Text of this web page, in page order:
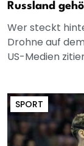
Russland
Wer steckt
Drohne auf
US-Medien
SPORT